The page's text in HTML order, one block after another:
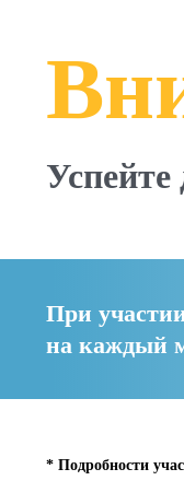
Успейте
При
на каждый
* Подробности